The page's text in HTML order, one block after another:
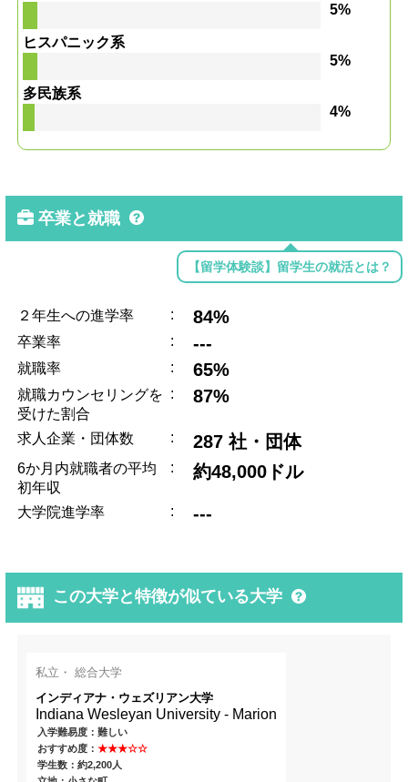
5%
ヒスパニック系
5%
多民族系
4%
卒業と就職
【留学体験談】留学生の就活とは？
２年生への進学率 : 84%
卒業率 : ---
就職率 : 65%
就職カウンセリングを
受けた割合
: 87%
求人企業・団体数 : 287 社・団体
6か月内就職者の平均
初年収
: 約48,000ドル
大学院進学率 : ---
この大学と特徴が似ている大学
私立・ 総合大学
インディアナ・ウェズリアン大学
Indiana Wesleyan University - Marion
入学難易度：難しい
おすすめ度：★★★☆☆
学生数：約2,200人